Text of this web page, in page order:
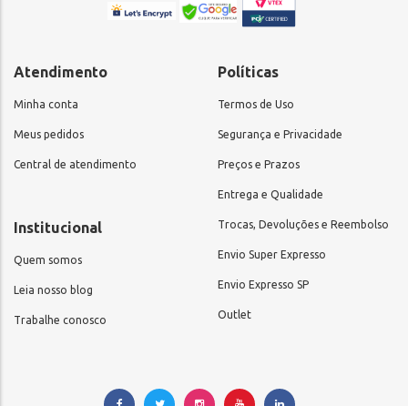
Atendimento
Minha conta
Meus pedidos
Central de atendimento
Institucional
Quem somos
Leia nosso blog
Trabalhe conosco
Políticas
Termos de Uso
Segurança e Privacidade
Preços e Prazos
Entrega e Qualidade
Trocas, Devoluções e Reembolso
Envio Super Expresso
Envio Expresso SP
Outlet